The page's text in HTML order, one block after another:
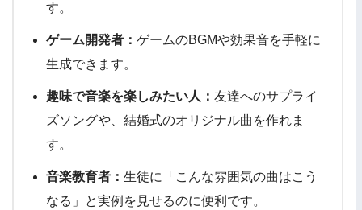
す。
ゲーム開発者： ゲームのBGMや効果音を手軽に
生成できます。
趣味で音楽を楽しみたい人： 友達へのサプライ
ズソングや、結婚式のオリジナル曲を作れま
す。
音楽教育者： 生徒に「こんな雰囲気の曲はこう
なる」と実例を見せるのに便利です。